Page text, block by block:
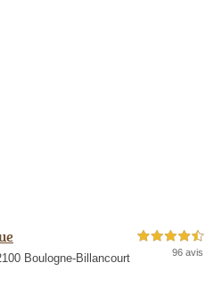
Boulogne-Billancourt
4,5 étoiles sur 5
96 avis